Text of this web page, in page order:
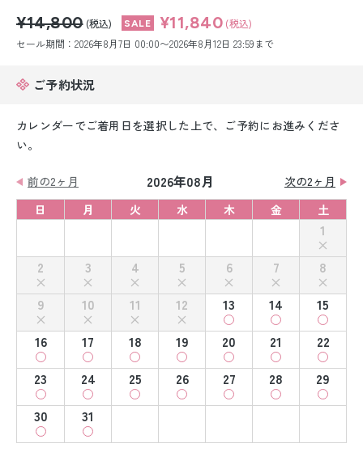
小物販売品
¥14,800 (税込) ¥11,840 (税込)
セール期間：2026年8月7日 00:00〜2026年8月12日 23:59まで
ご予約状況
カレンダーでご着用日を選択した上で、ご予約にお進みくださ
い。
前の2ヶ月 2026年08月
次の2ヶ月
日
月 火 水 木 金 土
1
2
3 4 5 6 7
8
9
10 11 12 13 14
15
16
17 18 19 20 21
22
23
24 25 26 27 28
29
30
31